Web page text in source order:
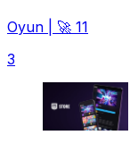
Oyun
🚀 11
3